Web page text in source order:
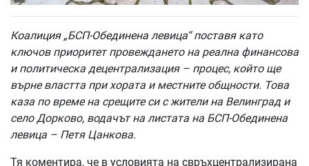
Коалиция „БСП-Обединена левица“ поставя като
ключов приоритет провеждането на реална финансова
и политическа децентрализация – процес, който ще
върне властта при хората и местните общности. Това
каза по време на срещите си с жители на Велинград и
село Дорково, водачът на листата на БСП-Обединена
левица – Петя Цанкова.
Тя коментира, че в условията на свръхцентрализирана